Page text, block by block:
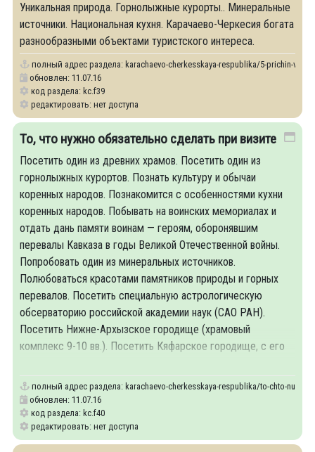
Уникальная природа. Горнолыжные курорты.. Минеральные
источники. Национальная кухня. Карачаево-Черкесия богата
разнообразными объектами туристского интереса.
полный адрес раздела: karachaevo-cherkesskaya-respublika/5-prichin-
обновлен: 11.07.16
код раздела: kc.f39
редактировать: нет доступа
То, что нужно обязательно сделать при визите
Посетить один из древних храмов. Посетить один из
горнолыжных курортов. Познать культуру и обычаи
коренных народов. Познакомится с особенностями кухни
коренных народов. Побывать на воинских мемориалах и
отдать дань памяти воинам — героям, оборонявшим
перевалы Кавказа в годы Великой Отечественной войны.
Попробовать один из минеральных источников.
Полюбоваться красотами памятников природы и горных
перевалов. Посетить специальную астрологическую
обсерваторию российской академии наук (САО РАН).
Посетить Нижне-Архызское городище (храмовый
комплекс 9-10 вв.). Посетить Кяфарское городище, с его
полный адрес раздела: karachaevo-cherkesskaya-respublika/to-chto-
обновлен: 11.07.16
код раздела: kc.f40
редактировать: нет доступа